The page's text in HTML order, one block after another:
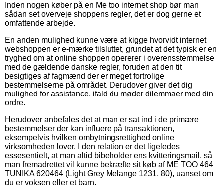
Inden nogen køber på en Me too internet shop bør man
sådan set overveje shoppens regler, det er dog gerne et
omfattende arbejde.
En anden mulighed kunne være at kigge hvorvidt internet
webshoppen er e-mærke tilsluttet, grundet at det typisk er en
tryghed om at online shoppen opererer i overensstemmelse
med de gældende danske regler, foruden at den tit
besigtiges af fagmænd der er meget fortrolige
bestemmelserne på området. Derudover giver det dig
mulighed for assistance, ifald du møder dilemmaer med din
ordre.
Herudover anbefales det at man er sat ind i de primære
bestemmelser der kan influere på transaktionen,
eksempelvis hvilken ombytningsrettighed online
virksomheden lover. I den relation er det ligeledes
essesentielt, at man altid bibeholder ens kvitteringsmail, så
man fremadrettet vil kunne bekræfte sit køb af ME TOO 464
TUNIKA 620464 (Light Grey Melange 1231, 80), uanset om
du er voksen eller et barn.